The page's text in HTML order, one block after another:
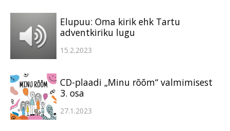
Elupuu: Oma kirik ehk Tartu
adventkiriku lugu
15.2.2023
CD-plaadi „Minu rõõm“ valmimisest
3. osa
27.1.2023